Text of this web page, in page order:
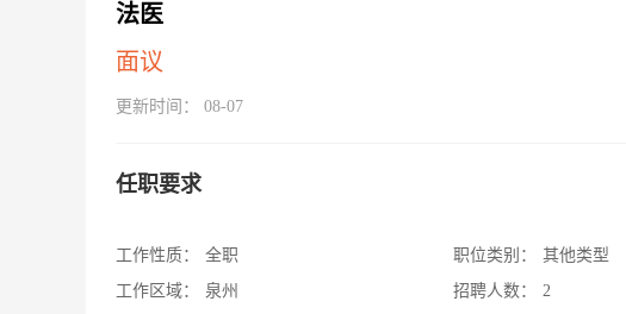
法医
面议
更新时间： 08-07
任职要求
工作性质：
全职
工作区域：
泉州
职位类别：
其他类型
招聘人数：
2